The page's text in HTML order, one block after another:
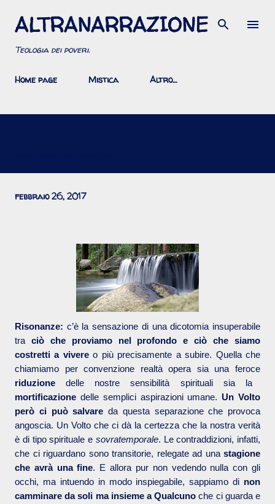
Passa ai contenuti principali
ALTRANARRAZIONE
Teologia dei poveri.
Home page Mistica Altro…
febbraio 26, 2017
Risonanze: c’è la sensazione di una dicotomia insuperabile
tra ciò che proviamo nel profondo e ciò che siamo
costretti a vivereo più precisamente a subire. Quella che
chiamiamo per convenzione realtà opera sia una feroce
riduzione delle nostre sensibilità spirituali sia la
mortificazione delle semplici aspirazioni umane. Un Volto
però ci può salvare da questa separazione che provoca
angoscia. Un Volto che ci dà la certezza che la nostra verità
è di tipo spirituale e sovratemporale. Le contraddizioni, infatti,
che ci riguardano sono transitorie, relegate ad una stagione
che avrà una fine. E allora pur non vedendo nulla con gli
occhi, ma intuendo in modo inspiegabile, sappiamo di non
camminare da soli ma insieme a Qualcuno che ci guarda e